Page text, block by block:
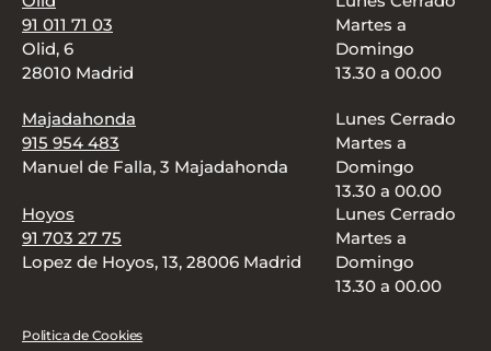
91 011 71 03
Olid, 6
28010 Madrid
Martes a
Domingo
13.30 a 00.00
Majadahonda
915 954 483
Manuel de Falla, 3 Majadahonda
Lunes Cerrado
Martes a
Domingo
13.30 a 00.00
Hoyos
91 703 27 75
Lopez de Hoyos, 13, 28006 Madrid
Lunes Cerrado
Martes a
Domingo
13.30 a 00.00
Politica de Cookies